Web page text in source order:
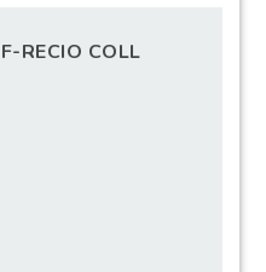
RECIO COLL